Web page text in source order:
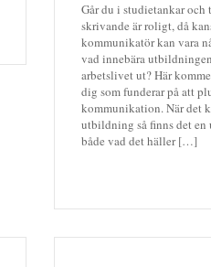
Går du i studietankar och
skrivande är roligt, då
kommunikatör kan vara
vad innebära
arbetslivet ut? Här
dig som funderar på att
kommunikation. När det
utbildning så finns det
både vad det häller […]